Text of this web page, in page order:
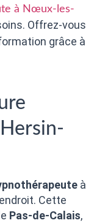
à Nœux-les-
Offrez-vous
grâce à
à
Cette
Pas-de-Calais,